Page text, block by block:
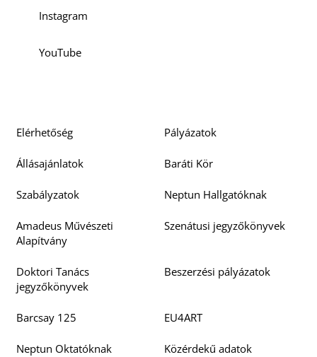
Instagram
YouTube
Elérhetőség Pályázatok
Állásajánlatok Baráti Kör
Szabályzatok Neptun Hallgatóknak
Amadeus Művészeti
Alapítvány
Szenátusi jegyzőkönyvek
Doktori Tanács
jegyzőkönyvek
Beszerzési pályázatok
Barcsay 125 EU4ART
Neptun Oktatóknak Közérdekű adatok